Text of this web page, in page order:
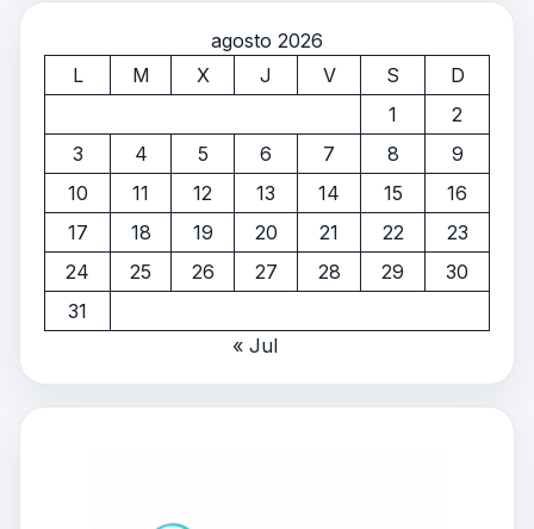
agosto 2026
L
M X J V S
D
1
2
3
4 5 6 7 8
9
10
11 12 13 14 15
16
17
18 19 20 21 22
23
24
25 26 27 28 29
30
31
« Jul